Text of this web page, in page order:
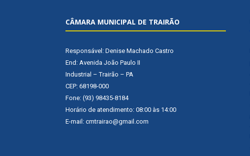
CÂMARA MUNICIPAL DE TRAIRÃO
Responsável: Denise Machado Castro
End: Avenida João Paulo II
Industrial – Trairão – PA
CEP: 68198-000
Fone: (93) 98435-8184
Horário de atendimento: 08:00 às 14:00
E-mail: cmtrairao@gmail.com